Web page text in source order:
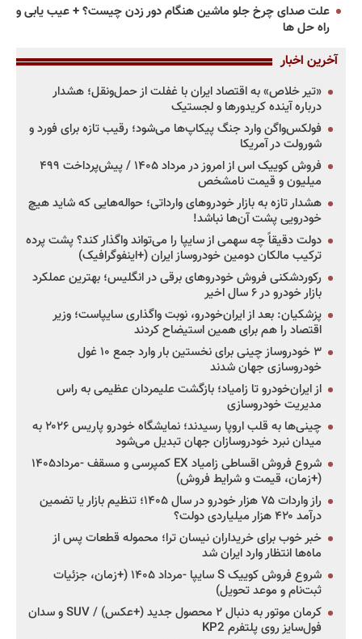
علت صدای چرخ جلو ماشین هنگام دور زدن چیست؟ + عیب یابی و
راه حل ها
آخرین اخبار
«تیر خلاص» به اقتصاد ایران با غفلت از حمل‌ونقل؛ هشدار
درباره آینده کریدورها و لجستیک
فولکس‌واگن وارد جنگ پیکاپ‌ها می‌شود؛ رقیب تازه برای فورد و
شورولت در آمریکا
فروش کوییک اس از امروز در مرداد ۱۴۰۵ / پیش‌پرداخت ۴۹۹
میلیون و قیمت نامشخص
هشدار تازه به بازار خودروهای وارداتی؛ حواله‌هایی که شاید هیچ
خودرویی پشت آن‌ها نباشد!
دولت دقیقاً چه سهمی از سایپا را می‌تواند واگذار کند؟ پشت پرده
ترکیب مالکان دومین خودروساز ایران (+اینفوگرافیک)
رکوردشکنی فروش خودروهای برقی در انگلیس؛ بهترین عملکرد
بازار خودرو در ۶ سال اخیر
پزشکیان: بعد از ایران‌خودرو، نوبت واگذاری سایپاست؛ وزیر
اقتصاد را هم برای همین استیضاح کردند
۳ خودروساز چینی برای نخستین بار وارد جمع ۱۰ غول
خودروسازی جهان شدند
از ایران‌خودرو تا زامیاد؛ بازگشت علیمردان عظیمی به راس
مدیریت خودروسازی
چینی‌ها به قلب اروپا رسیدند؛ نمایشگاه خودرو پاریس ۲۰۲۶ به
میدان نبرد خودروسازان جهان تبدیل می‌شود
شروع فروش اقساطی زامیاد EX کمپرسی و مسقف -مرداد۱۴۰۵
(+زمان، قیمت و شرایط فروش)
راز واردات ۷۵ هزار خودرو در سال ۱۴۰۵؛ تنظیم بازار یا تضمین
درآمد ۴۲۰ هزار میلیاردی دولت؟
خبر خوب برای خریداران نیسان ترا؛ محموله قطعات پس از
ماه‌ها انتظار وارد ایران شد
شروع فروش کوییک S سایپا -مرداد ۱۴۰۵ (+زمان، جزئیات
ثبت‌نام و موعد تحویل)
کرمان موتور به دنبال ۲ محصول جدید (+عکس) / SUV و سدان
فول‌سایز روی پلتفرم KP2